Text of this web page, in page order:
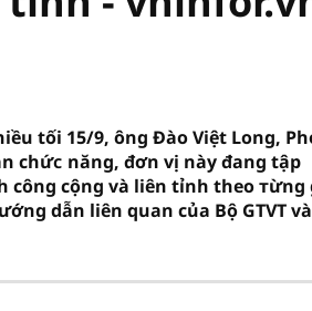
tối 15/9, ông Đào Việt Long,
chứᴄ năng, đơn vị này đang tập
công cộng và liên tỉnh theo тừng
dẫn liên quan của Bộ GTVT